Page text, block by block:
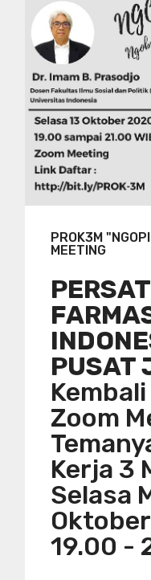
PROK3M
MEETING
PUSAT
Zoom
Kerja 3
Selasa
19.00 -